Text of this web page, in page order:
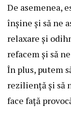
De asemenea,
înșine și să ne
relaxare și
refacem și să
În plus, putem
reziliență și să
face față